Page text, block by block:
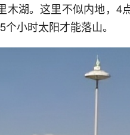
木湖。这里不似内地，4
小时太阳才能落山。